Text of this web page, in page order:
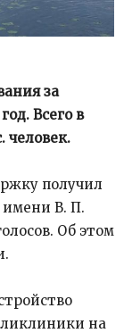
за
Всего в
человек.
получил
имени В. П.
Об этом
на